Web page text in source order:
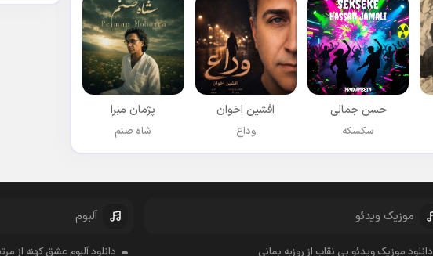
حسن جمالی
سکسکه
افشين اخوان
وداع
پژمان مبرا
شاه صنم
موزیک ویدئو
دانلود موزیک ویدئو بی نقاب از روزبه بمانی
آلبوم
دانلود آلبوم عشق کهنه از